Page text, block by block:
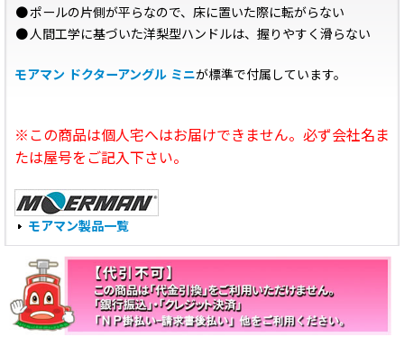
●ポールの片側が平らなので、床に置いた際に転がらない
●人間工学に基づいた洋梨型ハンドルは、握りやすく滑らない
モアマン ドクターアングル ミニが標準で付属しています。
※この商品は個人宅へはお届けできません。必ず会社名ま
たは屋号をご記入下さい。
モアマン製品一覧